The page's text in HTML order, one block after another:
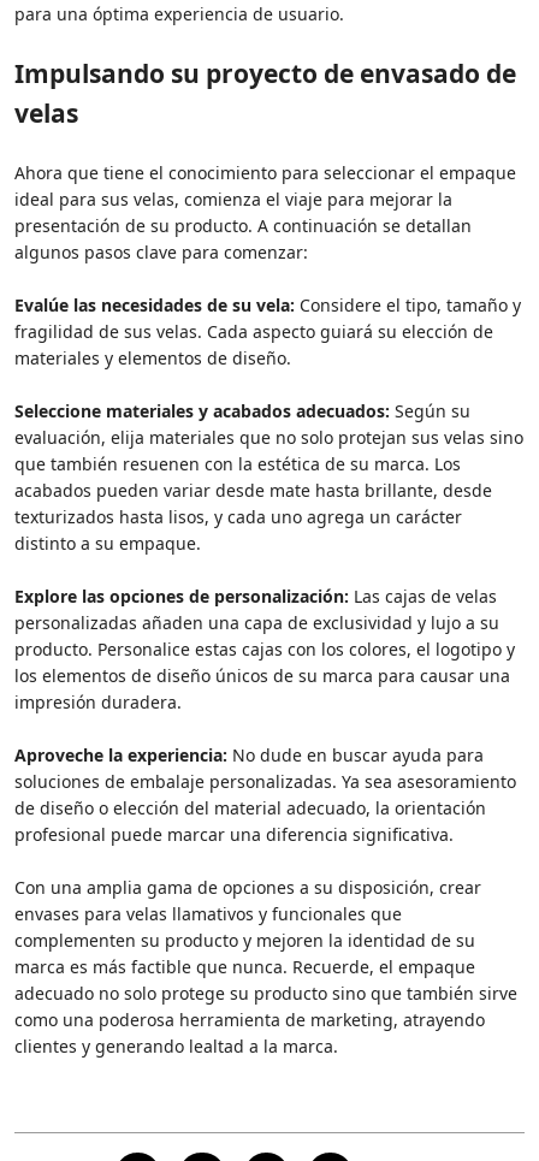
para una óptima experiencia de usuario.
Impulsando su proyecto de envasado de
velas
Ahora que tiene el conocimiento para seleccionar el empaque
ideal para sus velas, comienza el viaje para mejorar la
presentación de su producto. A continuación se detallan
algunos pasos clave para comenzar:
Evalúe las necesidades de su vela: Considere el tipo, tamaño y
fragilidad de sus velas. Cada aspecto guiará su elección de
materiales y elementos de diseño.
Seleccione materiales y acabados adecuados: Según su
evaluación, elija materiales que no solo protejan sus velas sino
que también resuenen con la estética de su marca. Los
acabados pueden variar desde mate hasta brillante, desde
texturizados hasta lisos, y cada uno agrega un carácter
distinto a su empaque.
Explore las opciones de personalización: Las cajas de velas
personalizadas añaden una capa de exclusividad y lujo a su
producto. Personalice estas cajas con los colores, el logotipo y
los elementos de diseño únicos de su marca para causar una
impresión duradera.
Aproveche la experiencia: No dude en buscar ayuda para
soluciones de embalaje personalizadas. Ya sea asesoramiento
de diseño o elección del material adecuado, la orientación
profesional puede marcar una diferencia significativa.
Con una amplia gama de opciones a su disposición, crear
envases para velas llamativos y funcionales que
complementen su producto y mejoren la identidad de su
marca es más factible que nunca. Recuerde, el empaque
adecuado no solo protege su producto sino que también sirve
como una poderosa herramienta de marketing, atrayendo
clientes y generando lealtad a la marca.